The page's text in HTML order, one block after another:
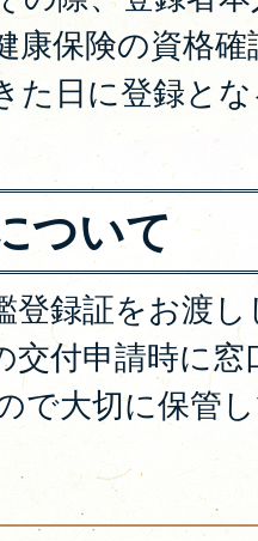
康保険の資格
た日に登録と
ついて
登録証をお渡
交付申請時に
で大切に保管